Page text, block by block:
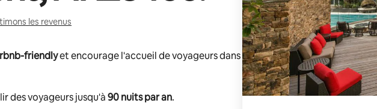
les revenus
friendlyet encourage l'accueil de voyageurs dans
des voyageurs jusqu'à90 nuits par an.